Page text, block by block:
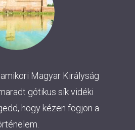
Magyar Királyság
gótikus sík vidéki
hogy kézen fogjon a